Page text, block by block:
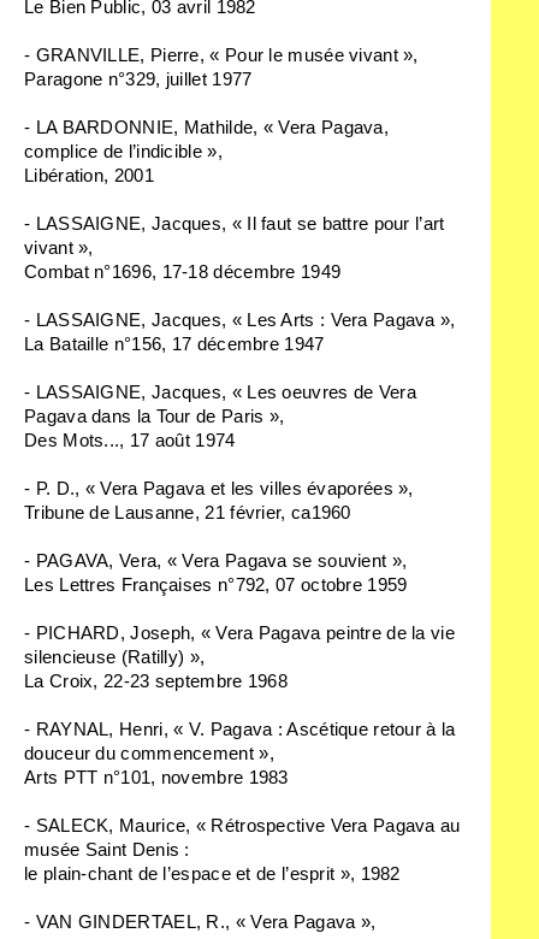
Le Bien Public, 03 avril 1982
- GRANVILLE, Pierre, « Pour le musée vivant »,
Paragone n°329, juillet 1977
- LA BARDONNIE, Mathilde, « Vera Pagava,
complice de l’indicible »,
Libération, 2001
- LASSAIGNE, Jacques, « Il faut se battre pour l’art
vivant »,
Combat n°1696, 17-18 décembre 1949
- LASSAIGNE, Jacques, « Les Arts : Vera Pagava »,
La Bataille n°156, 17 décembre 1947
- LASSAIGNE, Jacques, « Les oeuvres de Vera
Pagava dans la Tour de Paris »,
Des Mots..., 17 août 1974
- P. D., « Vera Pagava et les villes évaporées »,
Tribune de Lausanne, 21 février, ca1960
- PAGAVA, Vera, « Vera Pagava se souvient »,
Les Lettres Françaises n°792, 07 octobre 1959
- PICHARD, Joseph, « Vera Pagava peintre de la vie
silencieuse (Ratilly) »,
La Croix, 22-23 septembre 1968
- RAYNAL, Henri, « V. Pagava : Ascétique retour à la
douceur du commencement »,
Arts PTT n°101, novembre 1983
- SALECK, Maurice, « Rétrospective Vera Pagava au
musée Saint Denis :
le plain-chant de l’espace et de l’esprit », 1982
- VAN GINDERTAEL, R., « Vera Pagava »,